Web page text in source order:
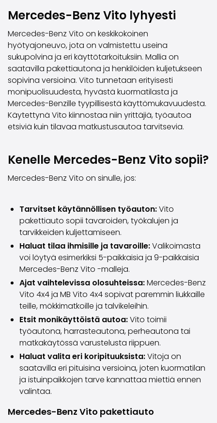
Farmariautot
Vetoautot
Pakettiautot
Hyötyajoneuvot
Huutokauppa-autot
Edulliset autot
Saka Select
Automerkit
Audi
BMW
Mercedes-Benz
Polestar
Skoda
Volkswagen
Volvo
Kaikki automerkit
Myy autosi
Myy autosi
Myy yrityksen auto
Artikkeleita auton myyntiin liittyen
Muista nämä kun myyt auton!
Miten säilytän autoni arvon?
Tuotteet ja palvelut
Autoilun lisäpalvelut
SakaVarma
Rahoitus
Kotiintoimitus
SakaVarma hyötyajoneuvoille
Varusteet autoosi
Vetokoukut
Mercedes-Benz Vito lyhyesti
Mercedes-Benz Vito on keskikokoinen
hyötyajoneuvo, jota on valmistettu useina
sukupolvina ja eri käyttötarkoituksiin. Mallia on
saatavilla pakettiautona ja henkilöiden kuljetukseen
sopivina versioina. Vito tunnetaan erityisesti
monipuolisuudesta, hyvästä kuormatilasta ja
Mercedes-Benzille tyypillisestä käyttömukavuudesta.
Käytettynä Vito kiinnostaa niin yrittäjiä, työautoa
etsiviä kuin tilavaa matkustusautoa tarvitsevia.
Kenelle Mercedes-Benz Vito sopii?
Mercedes-Benz Vito on sinulle, jos:
Tarvitset käytännöllisen työauton:Vito
pakettiauto sopii tavaroiden, työkalujen ja
tarvikkeiden kuljettamiseen.
Haluat tilaa ihmisille ja tavaroille:Valikoimasta
voi löytyä esimerkiksi 5-paikkaisia ja 9-paikkaisia
Mercedes-Benz Vito -malleja.
Ajat vaihtelevissa olosuhteissa:Mercedes-Benz
Vito 4x4 ja MB Vito 4x4 sopivat paremmin liukkaille
teille, mökkimatkoille ja talvikeleihin.
Etsit monikäyttöistä autoa:Vito toimii
työautona, harrasteautona, perheautona tai
matkakäytössä varustelusta riippuen.
Haluat valita eri koripituuksista:Vitoja on
saatavilla eri pituisina versioina, joten kuormatilan
ja istuinpaikkojen tarve kannattaa miettiä ennen
valintaa.
Mercedes-Benz Vito pakettiauto